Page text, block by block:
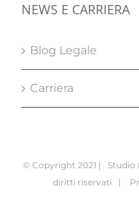
NEWS E CARRIERA
Blog Legale
Carriera
© Copyright 2021 | Studio
diritti riservati |